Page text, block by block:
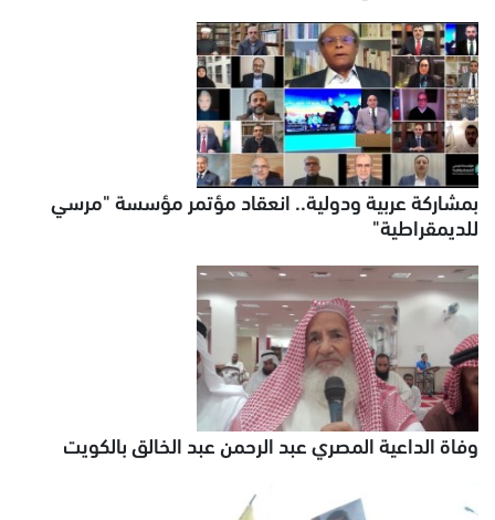
بمشاركة عربية ودولية.. انعقاد مؤتمر مؤسسة "مرسي
للديمقراطية"
وفاة الداعية المصري عبد الرحمن عبد الخالق بالكويت